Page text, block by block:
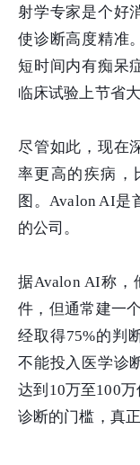
射学专家是个好
使诊断高度精准
短时间内有痴呆
临床试验上节省大
尽管如此，现在
率更高的疾病，
图。Avalon AI是
的公司。
据Avalon AI称，
件，但通常建一
经取得75%的判
不能投入医学诊
达到10万至100
诊断的门槛，真正